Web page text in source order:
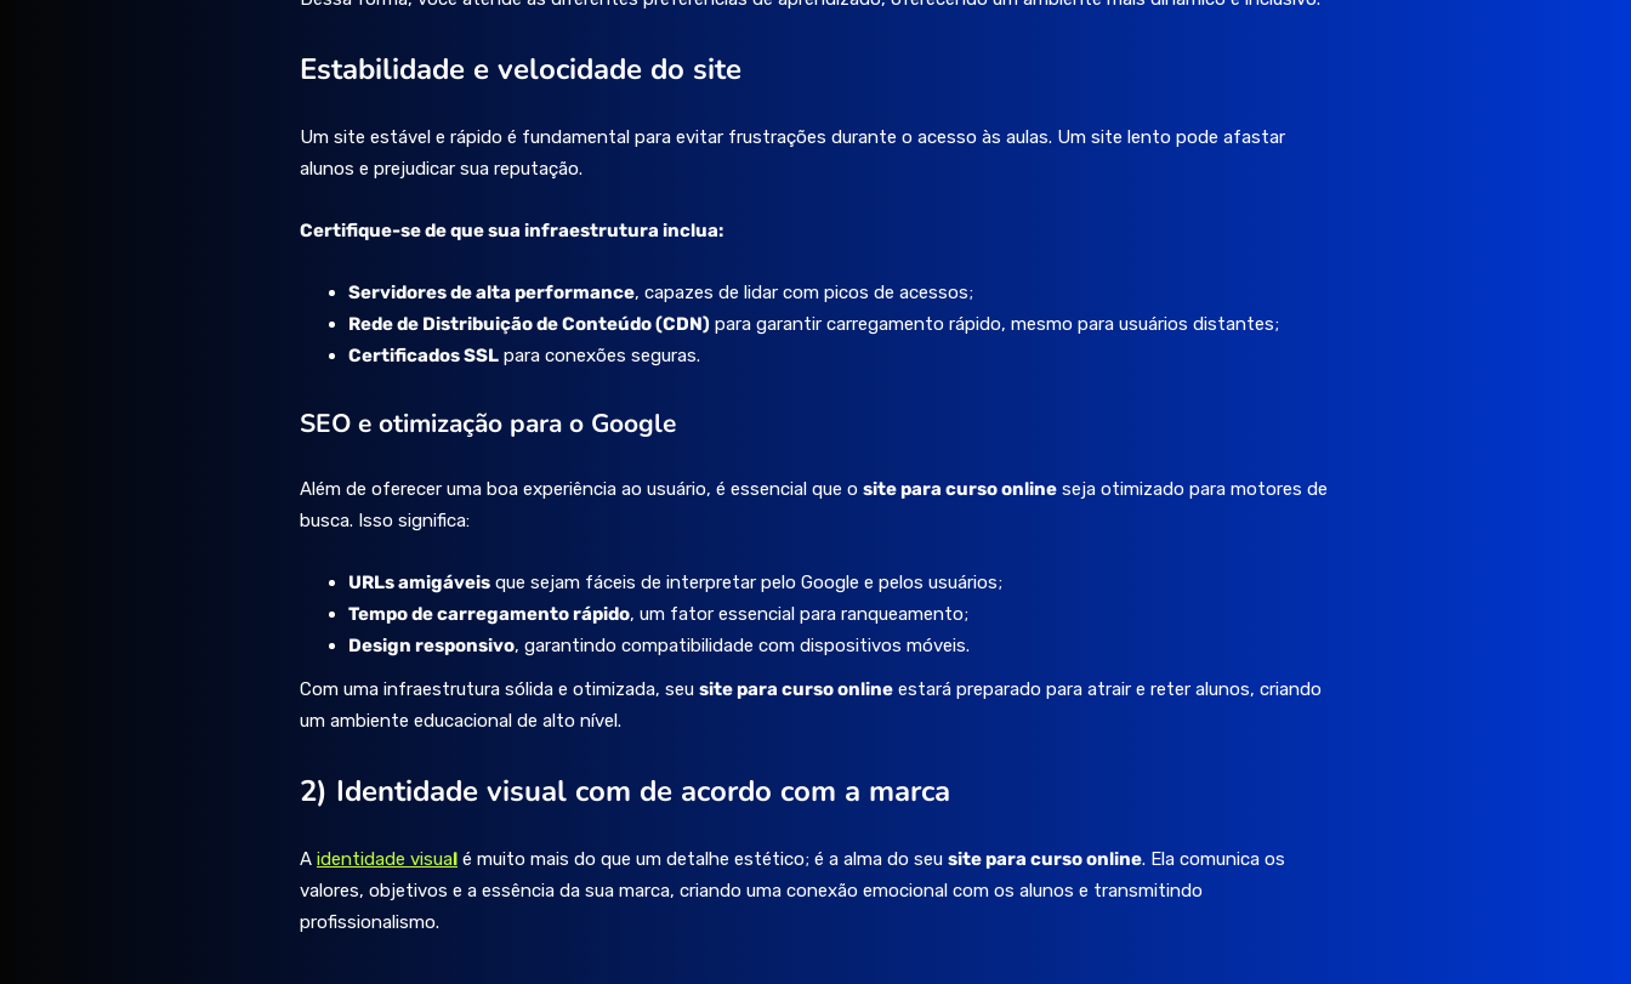
Estabilidade e velocidade do site
Um site estável e rápido é fundamental para evitar frustrações durante o acesso às aulas. Um site lento pode afastar
alunos e prejudicar sua reputação.
Certifique-se de que sua infraestrutura inclua:
Servidores de alta performance, capazes de lidar com picos de acessos;
Rede de Distribuição de Conteúdo (CDN) para garantir carregamento rápido, mesmo para usuários distantes;
Certificados SSL para conexões seguras.
SEO e otimização para o Google
Além de oferecer uma boa experiência ao usuário, é essencial que o site para curso online seja otimizado para motores de
busca. Isso significa:
URLs amigáveis que sejam fáceis de interpretar pelo Google e pelos usuários;
Tempo de carregamento rápido, um fator essencial para ranqueamento;
Design responsivo, garantindo compatibilidade com dispositivos móveis.
Com uma infraestrutura sólida e otimizada, seu site para curso online estará preparado para atrair e reter alunos, criando
um ambiente educacional de alto nível.
2) Identidade visual com de acordo com a marca
A identidade visual é muito mais do que um detalhe estético; é a alma do seu site para curso online. Ela comunica os
valores, objetivos e a essência da sua marca, criando uma conexão emocional com os alunos e transmitindo
profissionalismo.